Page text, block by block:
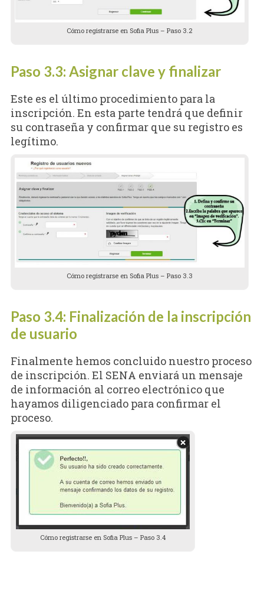
Cómo registrarse en Sofia Plus – Paso 3.2
Paso 3.3: Asignar clave y finalizar
Este es el último procedimiento para la
inscripción. En esta parte tendrá que definir
su contraseña y confirmar que su registro es
legítimo.
Cómo registrarse en Sofia Plus – Paso 3.3
Paso 3.4: Finalización de la inscripción
de usuario
Finalmente hemos concluido nuestro proceso
de inscripción. El SENA enviará un mensaje
de información al correo electrónico que
hayamos diligenciado para confirmar el
proceso.
Cómo registrarse en Sofia Plus – Paso 3.4